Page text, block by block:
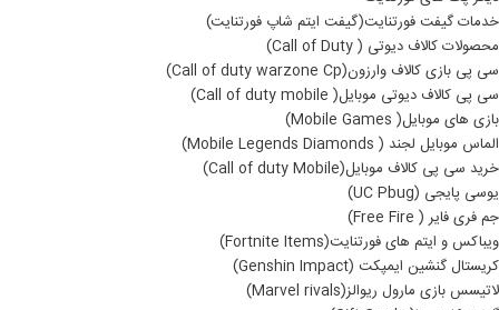
خدمات گیفت فورتنایت(گیفت ایتم شاپ فورتنایت)
محصولات کالاف دیوتی ( Call of Duty)
سی پی بازی کالاف وارزون(Call of duty warzone Cp)
سی پی کالاف دیوتی موبایل( Call of duty mobile)
بازی های موبایل( Mobile Games)
الماس موبایل لجند ( Mobile Legends Diamonds)
خرید سی پی کالاف موبایل(Call of duty Mobile)
یوسی پایجی (UC Pbug)
جم فری فایر ( Free Fire)
ویباکس و ایتم های فورتنایت(Fortnite Items)
کریستال گنشین ایمپکت (Genshin Impact)
لاتیسس بازی مارول ریوالز(Marvel rivals)